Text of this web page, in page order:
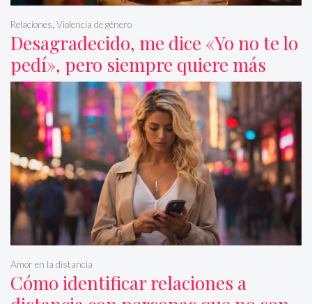
Desagradecido, me dice «Yo no te lo
pedí», pero siempre quiere más
Relaciones, Violencia de género
Cómo identificar relaciones a
Amor en la distancia